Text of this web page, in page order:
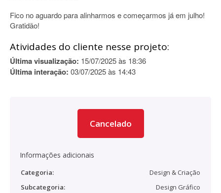
Fico no aguardo para alinharmos e começarmos já em julho!
Gratidão!
Atividades do cliente nesse projeto:
Última visualização: 15/07/2025 às 18:36
Última interação: 03/07/2025 às 14:43
Cancelado
Informações adicionais
Categoria:
Design & Criação
Subcategoria:
Design Gráfico